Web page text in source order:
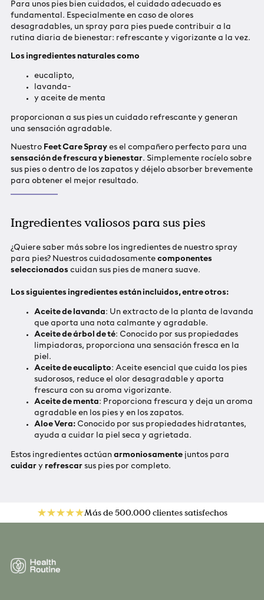
Para unos pies bien cuidados, el cuidado adecuado es
fundamental. Especialmente en caso de olores
desagradables, un spray para pies puede contribuir a la
rutina diaria de bienestar: refrescante y vigorizante a la vez.
Los ingredientes naturales como
eucalipto,
lavanda-
y aceite de menta
proporcionan a sus pies un cuidado refrescante y generan
una sensación agradable.
Nuestro Feet Care Spray es el compañero perfecto para una
sensación de frescura y bienestar. Simplemente rocíelo sobre
sus pies o dentro de los zapatos y déjelo absorber brevemente
para obtener el mejor resultado.
Ingredientes valiosos para sus pies
¿Quiere saber más sobre los ingredientes de nuestro spray
para pies? Nuestros cuidadosamente componentes
seleccionados cuidan sus pies de manera suave.
Los siguientes ingredientes están incluidos, entre otros:
Aceite de lavanda: Un extracto de la planta de lavanda
que aporta una nota calmante y agradable.
Aceite de árbol de té: Conocido por sus propiedades
limpiadoras, proporciona una sensación fresca en la
piel.
Aceite de eucalipto: Aceite esencial que cuida los pies
sudorosos, reduce el olor desagradable y aporta
frescura con su aroma vigorizante.
Aceite de menta: Proporciona frescura y deja un aroma
agradable en los pies y en los zapatos.
Aloe Vera: Conocido por sus propiedades hidratantes,
ayuda a cuidar la piel seca y agrietada.
Estos ingredientes actúan armoniosamente juntos para
cuidar y refrescar sus pies por completo.
Más de 500.000 clientes satisfechos